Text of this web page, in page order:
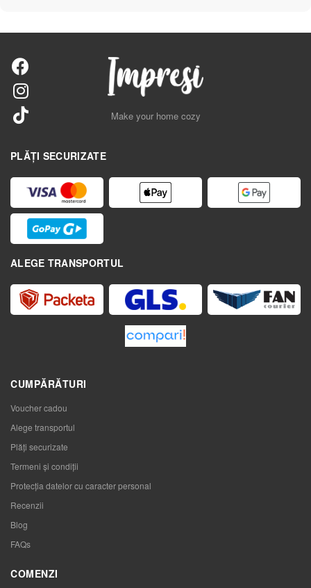
Make your home cozy
PLĂȚI SECURIZATE
ALEGE TRANSPORTUL
CUMPĂRĂTURI
Voucher cadou
Alege transportul
Plăți securizate
Termeni și condiții
Protecția datelor cu caracter personal
Recenzii
Blog
FAQs
COMENZI